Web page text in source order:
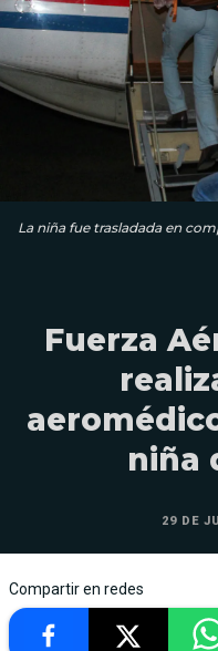
La niña fue trasladada en
Fuerza
niña
29 DE
Compartir en redes